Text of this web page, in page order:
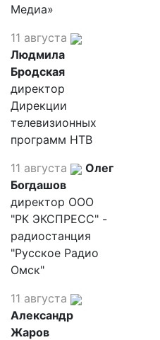
Медиа»
11 августа
Людмила
Бродская
директор
Дирекции
телевизионных
программ НТВ
11 августа
Олег
Богдашов
директор ООО
"РК ЭКСПРЕСС" -
радиостанция
"Русское Радио
Омск"
11 августа
Александр
Жаров